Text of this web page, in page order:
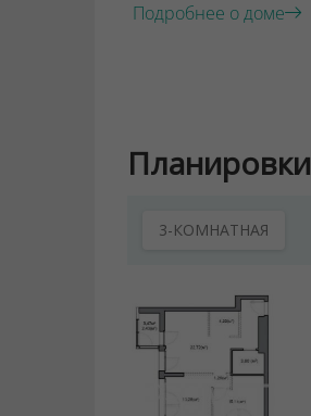
Подробнее о доме
Планировки
3-КОМНАТНАЯ